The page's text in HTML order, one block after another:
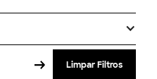
Limpar Filtros